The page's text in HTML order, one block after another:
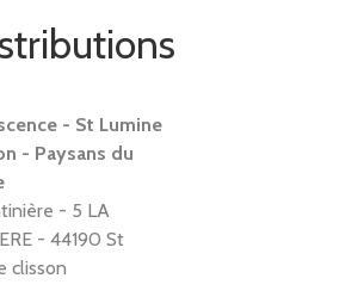
- St Lumine
- Paysans du
- 5 LA
- 44190 St
clisson